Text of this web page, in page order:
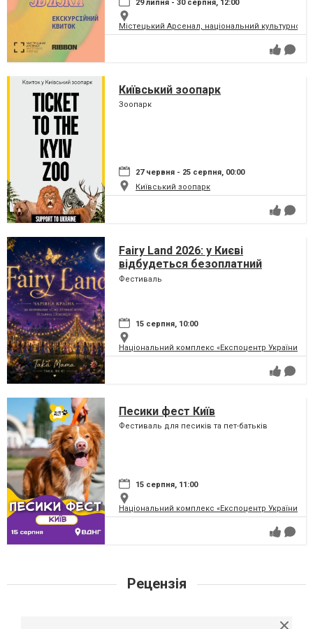
29 липня - 30 серпня, 12:00
Містецький Арсенал, національний культурно-
Київський зоопарк
Зоопарк
27 червня - 25 серпня, 00:00
Київський зоопарк
Fairy Land 2026: у Києві
відбудеться безоплатний
сімейний фестиваль, який
Фестиваль
15 серпня, 10:00
Національний комплекс «Експоцентр України»
Песики фест Київ
Фестиваль для песиків та пет-батьків
15 серпня, 11:00
Національний комплекс «Експоцентр України»
Рецензія